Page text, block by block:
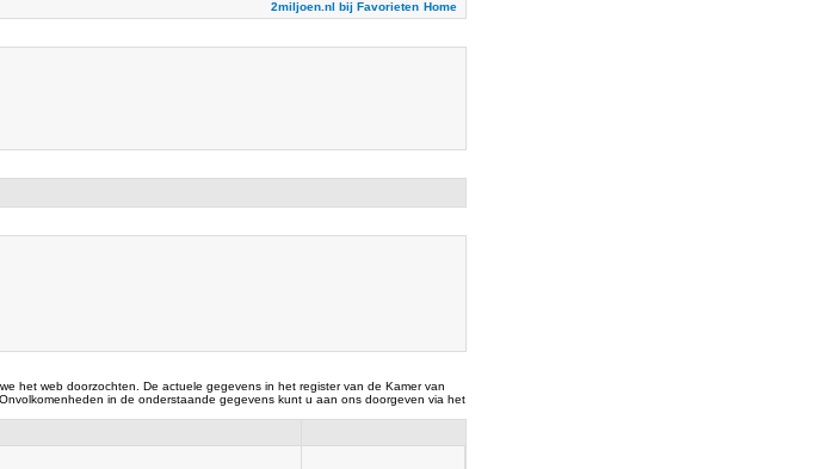
2miljoen.nl bij Favorieten Home
het web doorzochten. De actuele gegevens in het register van de Kamer van
in de onderstaande gegevens kunt u aan ons doorgeven via het